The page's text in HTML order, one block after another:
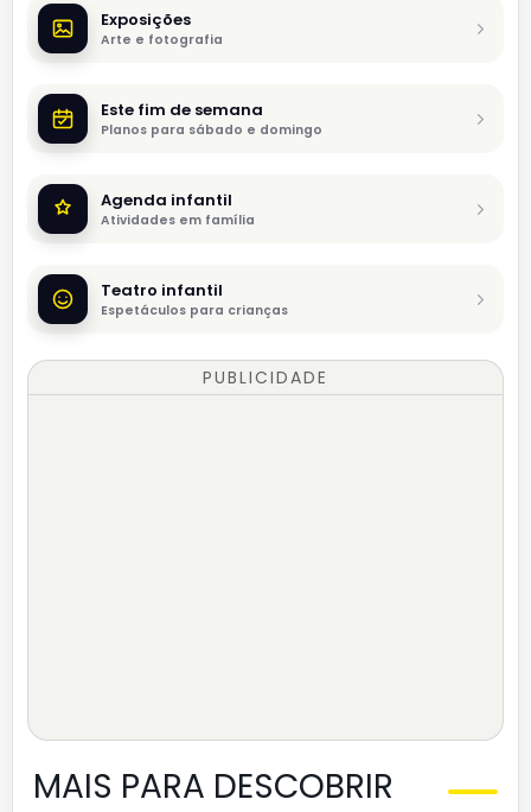
Exposições
Arte e fotografia
Este fim de semana
Planos para sábado e domingo
Agenda infantil
Atividades em família
Teatro infantil
Espetáculos para crianças
PUBLICIDADE
MAIS PARA DESCOBRIR